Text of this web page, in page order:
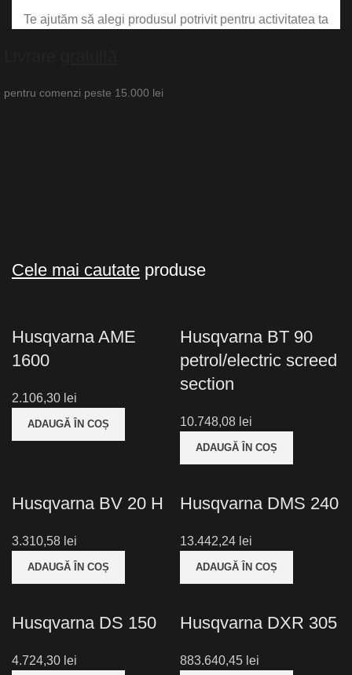
Te ajutăm să alegi produsul potrivit pentru activitatea ta
pentru comenzi peste 15.000 lei
Cele mai cautate produse
Husqvarna AME
1600
lei
ADAUGĂ ÎN COȘ
Husqvarna BT 90
petrol/electric screed
section
lei
ADAUGĂ ÎN COȘ
Husqvarna BV 20 H
lei
ADAUGĂ ÎN COȘ
Husqvarna DMS 240
lei
ADAUGĂ ÎN COȘ
Husqvarna DS 150
lei
Husqvarna DXR 305
lei